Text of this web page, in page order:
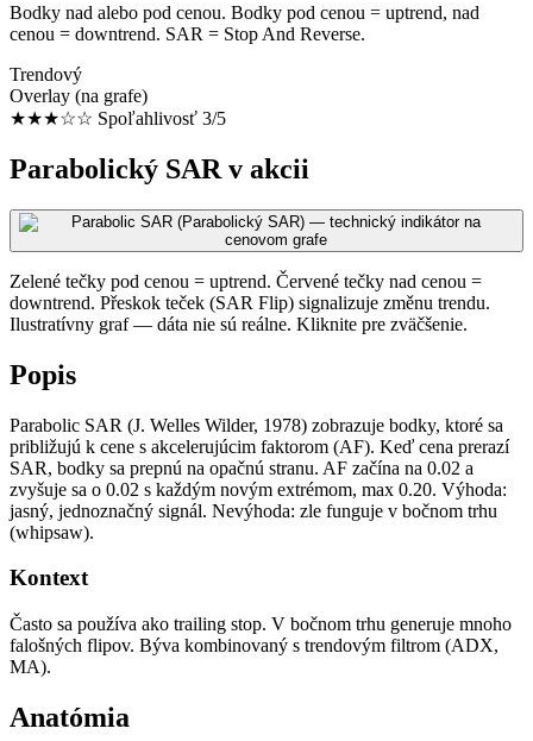
Bodky nad alebo pod cenou. Bodky pod cenou = uptrend, nad
cenou = downtrend. SAR = Stop And Reverse.
Trendový
Overlay (na grafe)
★★★☆☆ Spoľahlivosť 3/5
Parabolický SAR v akcii
Zelené tečky pod cenou = uptrend. Červené tečky nad cenou =
downtrend. Přeskok teček (SAR Flip) signalizuje změnu trendu.
Ilustratívny graf — dáta nie sú reálne. Kliknite pre zväčšenie.
Popis
Parabolic SAR (J. Welles Wilder, 1978) zobrazuje bodky, ktoré sa
približujú k cene s akcelerujúcim faktorom (AF). Keď cena prerazí
SAR, bodky sa prepnú na opačnú stranu. AF začína na 0.02 a
zvyšuje sa o 0.02 s každým novým extrémom, max 0.20. Výhoda:
jasný, jednoznačný signál. Nevýhoda: zle funguje v bočnom trhu
(whipsaw).
Kontext
Často sa používa ako trailing stop. V bočnom trhu generuje mnoho
falošných flipov. Býva kombinovaný s trendovým filtrom (ADX,
MA).
Anatómia